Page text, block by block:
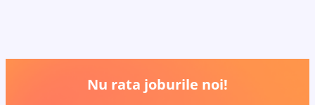
Nu rata joburile noi!